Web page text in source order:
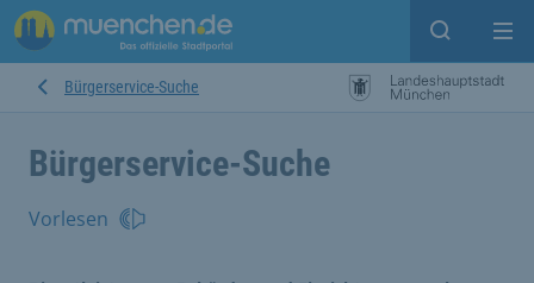
Suche
Bürgerservice-Suche
Bürgerservice-Suche
Vorlesen